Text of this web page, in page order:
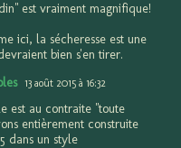
est vraiment magnifique!
ici, la sécheresse est une
bien s'en tirer.
13 août 2015 à 16:32
est au contraite "toute
entièrement construite
dans un style